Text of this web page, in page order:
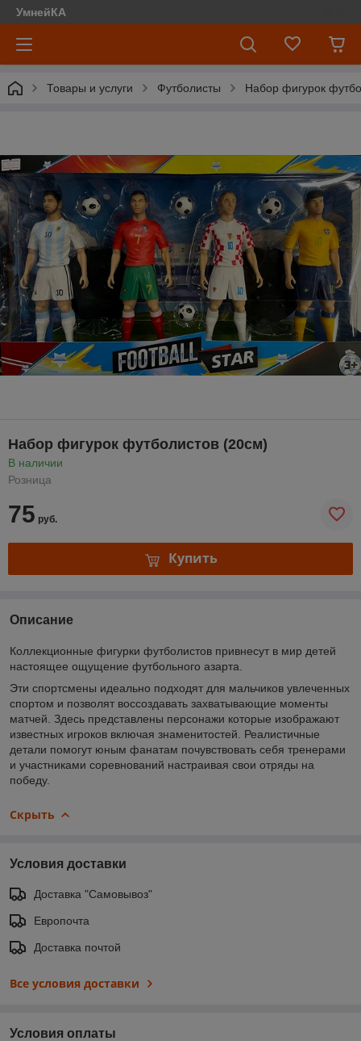
УмнейКА
Товары и услуги Футболисты Набор фигурок
Набор фигурок футболистов (20см)
В наличии
Розница
75 руб.
Купить
Описание
Коллекционные фигурки футболистов привнесут в мир детей
настоящее ощущение футбольного азарта.
Эти спортсмены идеально подходят для мальчиков увлеченных
спортом и позволят воссоздавать захватывающие моменты
матчей. Здесь представлены персонажи которые изображают
известных игроков включая знаменитостей. Реалистичные
детали помогут юным фанатам почувствовать себя тренерами
и участниками соревнований настраивая свои отряды на
победу.
Скрыть
Условия доставки
Доставка "Самовывоз"
Европочта
Доставка почтой
Все условия доставки
Условия оплаты